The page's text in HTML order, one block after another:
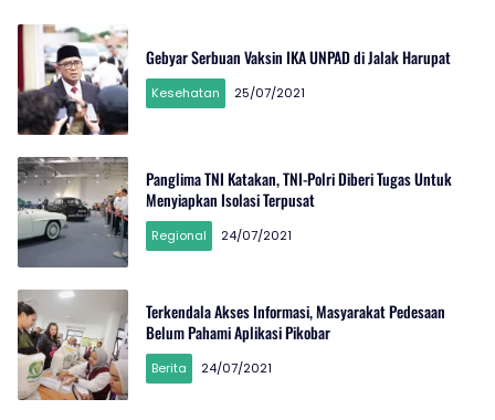
Gebyar Serbuan Vaksin IKA UNPAD di Jalak Harupat
Kesehatan 25/07/2021
Panglima TNI Katakan, TNI-Polri Diberi Tugas Untuk
Menyiapkan Isolasi Terpusat
Regional 24/07/2021
Terkendala Akses Informasi, Masyarakat Pedesaan
Belum Pahami Aplikasi Pikobar
Berita 24/07/2021